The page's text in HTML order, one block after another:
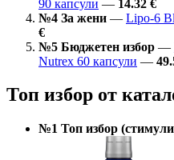
90 капсули — 14.32 €
№4 За жени — Lipo-6
€
№5 Бюджетен избор —
Nutrex 60 капсули —
Топ избор от
№1 Топ избор